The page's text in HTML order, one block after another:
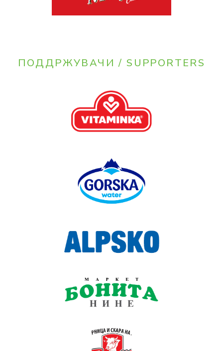
ПОДДРЖУВАЧИ / SUPPORTERS